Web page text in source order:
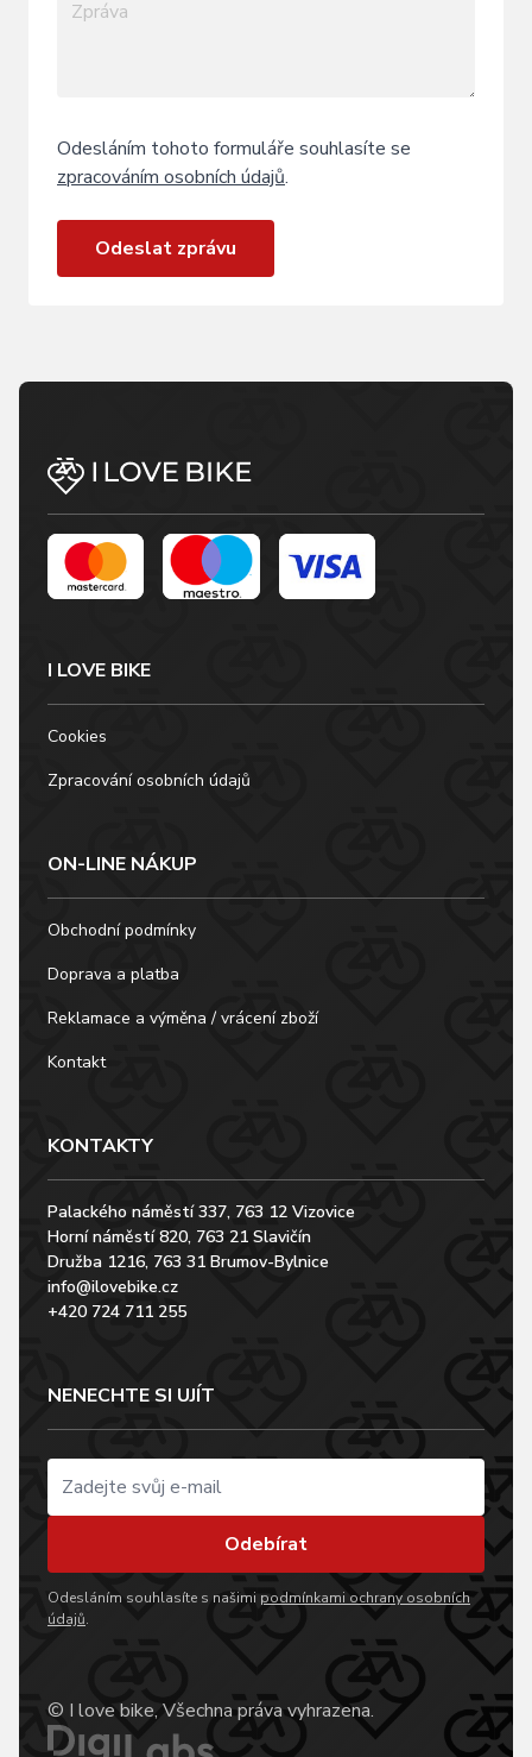
Odesláním tohoto formuláře souhlasíte se
zpracováním osobních údajů.
Odeslat zprávu
I LOVE BIKE
Cookies
Zpracování osobních údajů
ON-LINE NÁKUP
Obchodní podmínky
Doprava a platba
Reklamace a výměna / vrácení zboží
Kontakt
KONTAKTY
Palackého náměstí 337, 763 12 Vizovice
Horní náměstí 820, 763 21 Slavičín
Družba 1216, 763 31 Brumov-Bylnice
info@ilovebike.cz
+420 724 711 255
NENECHTE SI UJÍT
Odebírat
Odesláním souhlasíte s našimi podmínkami ochrany osobních
údajů.
© I love bike, Všechna práva vyhrazena.